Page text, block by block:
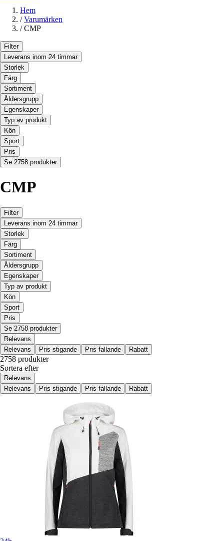
Hem
/ Varumärken
/ CMP
Filter
Leverans inom 24 timmar
Storlek
Färg
Sortiment
Åldersgrupp
Egenskaper
Typ av produkt
Kön
Sport
Pris
Se 2758 produkter
CMP
Filter
Leverans inom 24 timmar
Storlek
Färg
Sortiment
Åldersgrupp
Egenskaper
Typ av produkt
Kön
Sport
Pris
Se 2758 produkter
Relevans
Relevans
Pris stigande Pris fallande Rabatt
2758 produkter
Sortera efter
Relevans
Relevans
Pris stigande Pris fallande Rabatt